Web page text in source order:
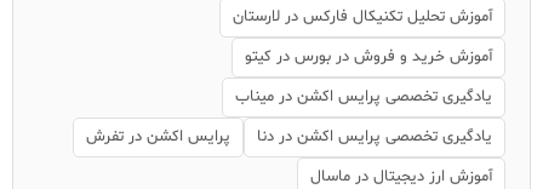
آموزش تحلیل تکنیکال فارکس در لارستان
آموزش خرید و فروش در بورس در کیتو
یادگیری تخصصی پرایس اکشن در میناب
یادگیری تخصصی پرایس اکشن در دنا
پرایس اکشن در تفرش
آموزش ارز دیجیتال در ماسال